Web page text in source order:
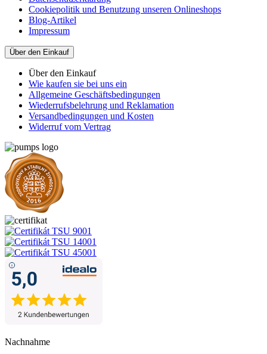
Cookiepolitik und Benutzung unseren Onlineshops
Blog-Artikel
Impressum
Über den Einkauf
Über den Einkauf
Wie kaufen sie bei uns ein
Allgemeine Geschäftsbedingungen
Wiederrufsbelehrung und Reklamation
Versandbedingungen und Kosten
Widerruf vom Vertrag
Nachnahme